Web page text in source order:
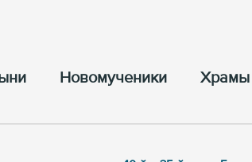
Новомученики Храмы